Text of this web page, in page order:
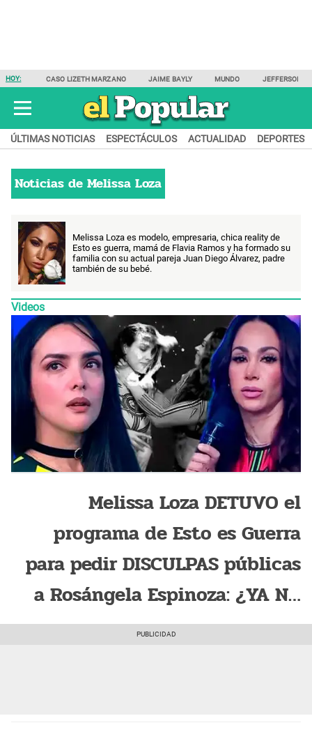
HOY: CASO LIZETH MARZANO JAIME BAYLY MUNDO JEFFERSON
ÚLTIMAS NOTICIAS ESPECTÁCULOS ACTUALIDAD DEPORTES
Noticias de Melissa Loza
Melissa Loza es modelo, empresaria, chica reality de
Esto es guerra, mamá de Flavia Ramos y ha formado su
familia con su actual pareja Juan Diego Álvarez, padre
también de su bebé.
Videos
Melissa Loza DETUVO el
programa de Esto es Guerra
para pedir DISCULPAS públicas
a Rosángela Espinoza: ¿YA NO
RENUNCIARÁ?